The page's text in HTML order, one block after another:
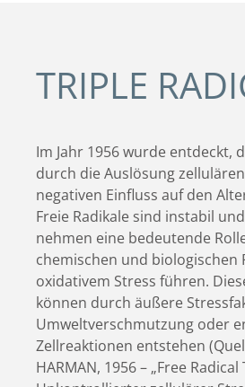
TRIPLE
Im Jahr 1956 wurde entdeckt,
durch die Auslösung
negativen Einfluss auf den
Freie Radikale sind instabil
nehmen eine bedeutende
chemischen und biologischen
oxidativem Stress führen.
können durch äußere
Umweltverschmutzung oder
Zellreaktionen entstehen
HARMAN, 1956 – „Free